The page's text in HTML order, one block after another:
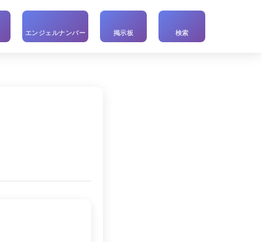
エンジェルナンバー 掲示板 検索